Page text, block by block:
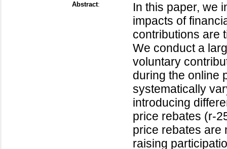
Abstract:
In this paper, we
impacts of
contributions are
We conduct a
voluntary
during the online
systematically
introducing
price rebates (r-
price rebates are
raising